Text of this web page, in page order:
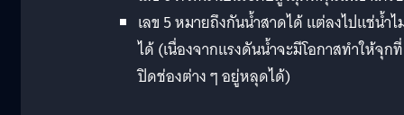
เลข 5 หมายถึงกันน้ำสาดได้ แต่ลงไปแช่น้ำไ
ได้ (เนื่องจากแรงดันน้ำจะมีโอกาสทำให้จุกที่
ปิดช่องต่าง ๆ อยู่หลุดได้)